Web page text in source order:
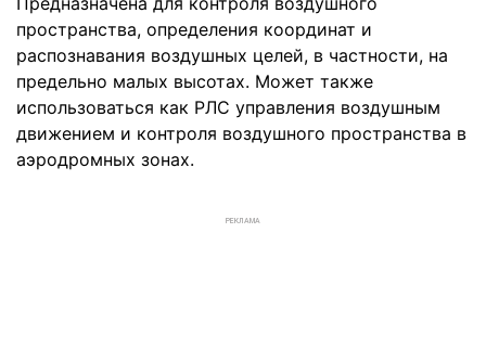
пространства, определения координат и
распознавания воздушных целей, в частности, на
предельно малых высотах. Может также
использоваться как РЛС управления воздушным
движением и контроля воздушного пространства в
аэродромных зонах.
РЕКЛАМА